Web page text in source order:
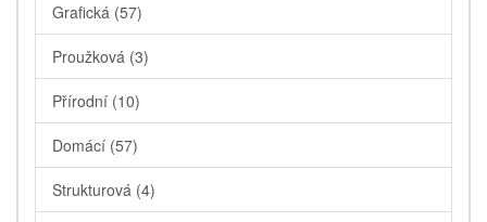
Grafická (57)
Proužková (3)
Přírodní (10)
Domácí (57)
Strukturová (4)